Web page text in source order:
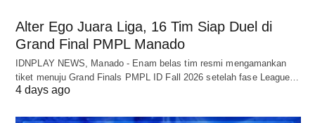
Alter Ego Juara Liga, 16 Tim Siap Duel di
Grand Final PMPL Manado
IDNPLAY NEWS, Manado - Enam belas tim resmi mengamankan
tiket menuju Grand Finals PMPL ID Fall 2026 setelah fase League…
4 days ago